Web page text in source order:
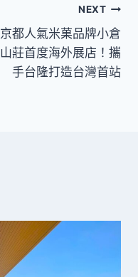
NEXT
京都人氣米菓品牌小倉
山莊首度海外展店！攜
手台隆打造台灣首站